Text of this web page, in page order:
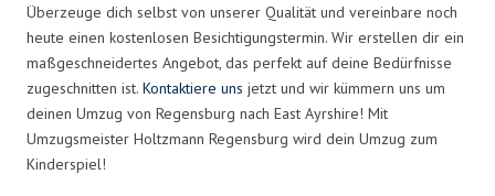
Überzeuge dich selbst von unserer Qualität und vereinbare noch
heute einen kostenlosen Besichtigungstermin. Wir erstellen dir ein
maßgeschneidertes Angebot, das perfekt auf deine Bedürfnisse
zugeschnitten ist. Kontaktiere uns jetzt und wir kümmern uns um
deinen Umzug von Regensburg nach East Ayrshire! Mit
Umzugsmeister Holtzmann Regensburg wird dein Umzug zum
Kinderspiel!